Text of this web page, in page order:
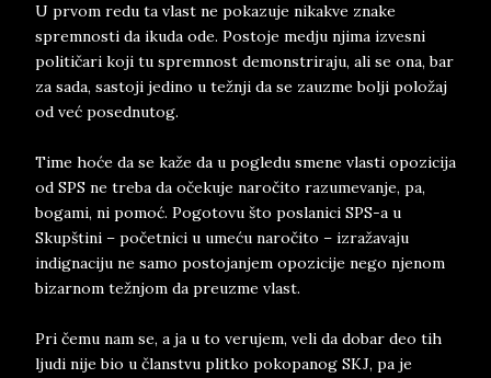
U prvom redu ta vlast ne pokazuje nikakve znake
spremnosti da ikuda ode. Postoje medju njima izvesni
političari koji tu spremnost demonstriraju, ali se ona, bar
za sada, sastoji jedino u težnji da se zauzme bolji položaj
od već posednutog.
Time hoće da se kaže da u pogledu smene vlasti opozicija
od SPS ne treba da očekuje naročito razumevanje, pa,
bogami, ni pomoć. Pogotovu što poslanici SPS-a u
Skupštini – početnici u umeću naročito – izražavaju
indignaciju ne samo postojanjem opozicije nego njenom
bizarnom težnjom da preuzme vlast.
Pri čemu nam se, a ja u to verujem, veli da dobar deo tih
ljudi nije bio u članstvu plitko pokopanog SKJ, pa je